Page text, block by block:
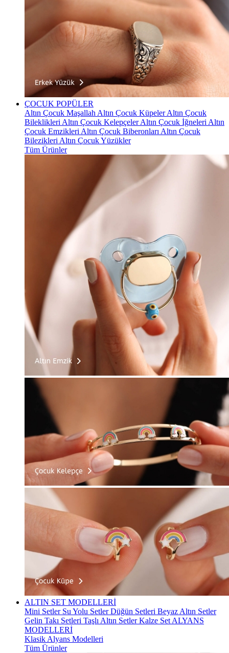
ÇOCUK POPÜLER
Altın Çocuk Maşallah Altın Çocuk KüpelerAltın Çocuk
Bileklikleri Altın Çocuk KelepçelerAltın Çocuk İğneleri Altın
Çocuk Emzikleri Altın Çocuk Biberonları Altın Çocuk
Bilezikleri Altın Çocuk Yüzükler
Tüm Ürünler
ALTIN SET MODELLERİ
Mini Setler Su Yolu SetlerDüğün Setleri Beyaz Altın Setler
Gelin Takı Setleri Taşlı Altın SetlerKalze Set ALYANS
MODELLERİ
Klasik Alyans Modelleri
Tüm Ürünler